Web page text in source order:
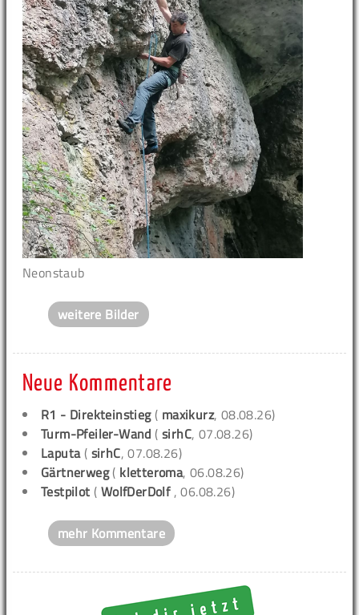
Neonstaub
weitere Bilder
Neue Kommentare
R1 - Direkteinstieg( maxikurz, 08.08.26)
Turm-Pfeiler-Wand (sirhC, 07.08.26)
Laputa( sirhC, 07.08.26)
Gärtnerweg( kletteroma, 06.08.26)
Testpilot ( WolfDerDolf , 06.08.26)
mehr Kommentare